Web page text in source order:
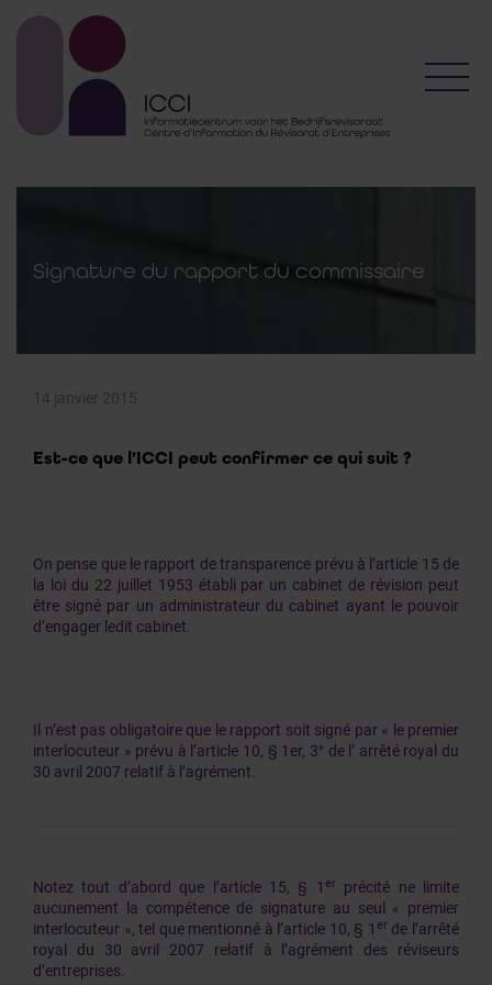
Signature du rapport du commissaire
14 janvier 2015
Est-ce que l’ICCI peut confirmer ce qui suit ?
On pense que le rapport de transparence prévu à l’article 15 de
la loi du 22 juillet 1953 établi par un cabinet de révision peut
être signé par un administrateur du cabinet ayant le pouvoir
d’engager ledit cabinet.
Il n’est pas obligatoire que le rapport soit signé par « le premier
interlocuteur » prévu à l’article 10, § 1er, 3° de l’ arrêté royal du
30 avril 2007 relatif à l’agrément.
Notez tout d’abord que l’article 15, § 1 erprécité ne limite
aucunement la compétence de signature au seul « premier
interlocuteur », tel que mentionné à l’article 10, § 1 erde l’arrêté
royal du 30 avril 2007 relatif à l’agrément des réviseurs
d’entreprises.